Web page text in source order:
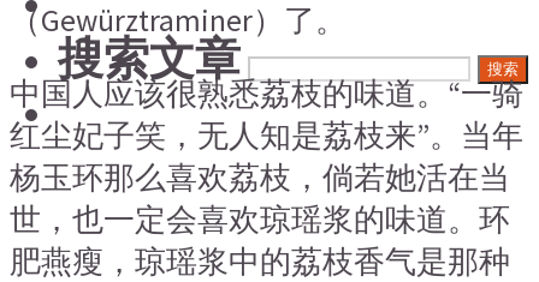
搜索文章 搜索
（Gewürztraminer）了。
中国人应该很熟悉荔枝的味道。“一骑
红尘妃子笑，无人知是荔枝来”。当年
杨玉环那么喜欢荔枝，倘若她活在当
世，也一定会喜欢琼瑶浆的味道。环
肥燕瘦，琼瑶浆中的荔枝香气是那种